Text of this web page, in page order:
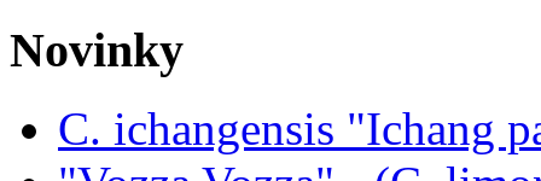
Novinky
C. ichangensis "Ichang